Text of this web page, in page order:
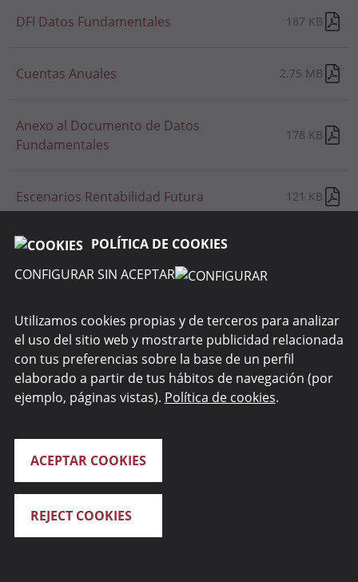
POLÍTICA DE COOKIES
CONFIGURAR SIN ACEPTAR
Utilizamos cookies propias y de terceros para analizar
el uso del sitio web y mostrarte publicidad relacionada
con tus preferencias sobre la base de un perfil
elaborado a partir de tus hábitos de navegación (por
ejemplo, páginas vistas). Política de cookies.
REJECT COOKIES
ACEPTAR COOKIES
DFI Datos Fundamentales 187 KB
Cuentas Anuales 2.75 MB
Anexo al Documento de Datos
Fundamentales
178 KB
Escenarios Rentabilidad Futura 121 KB
WEBS DEL GRUPO
SEGURIDAD